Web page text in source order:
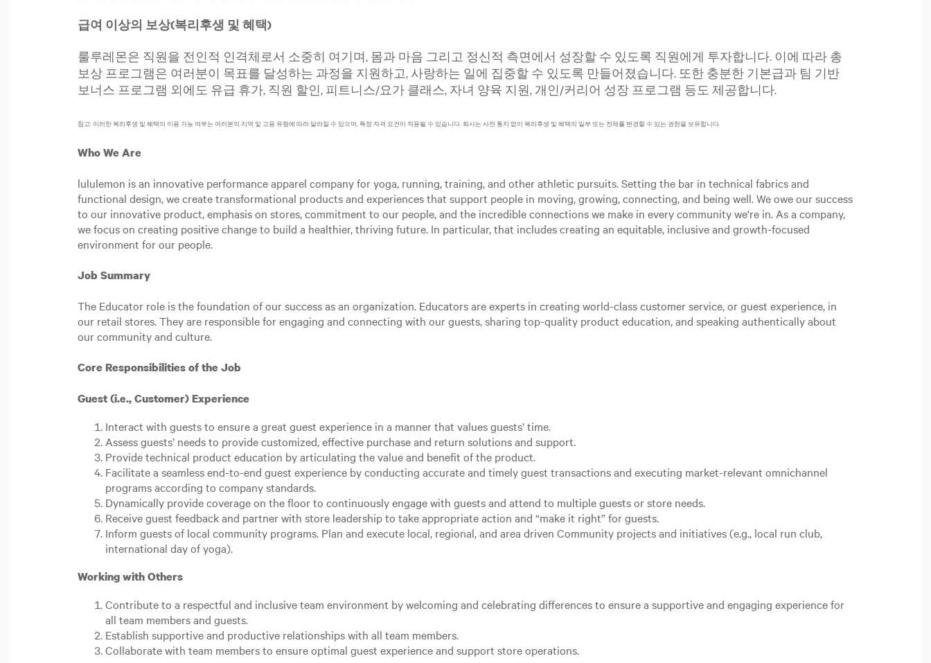
급여 이상의 보상(복리후생 및 혜택)
룰루레몬은 직원을 전인적 인격체로서 소중히 여기며, 몸과 마음 그리고 정신적 측면에서 성장할 수 있도록 직원에게 투자합니다. 이에 따라 총
보상 프로그램은 여러분이 목표를 달성하는 과정을 지원하고, 사랑하는 일에 집중할 수 있도록 만들어졌습니다. 또한 충분한 기본급과 팀 기반
보너스 프로그램 외에도 유급 휴가, 직원 할인, 피트니스/요가 클래스, 자녀 양육 지원, 개인/커리어 성장 프로그램 등도 제공합니다.
참고: 이러한 복리후생 및 혜택의 이용 가능 여부는 여러분의 지역 및 고용 유형에 따라 달라질 수 있으며, 특정 자격 요건이 적용될 수 있습니다. 회사는 사전 통지 없이 복리후생 및 혜택의 일부 또는 전체를 변경할 수 있는 권한을 보유합니다.
Who We Are
lululemon is an innovative performance apparel company for yoga, running, training, and other athletic pursuits. Setting the bar in technical fabrics and
functional design, we create transformational products and experiences that support people in moving, growing, connecting, and being well. We owe our success
to our innovative product, emphasis on stores, commitment to our people, and the incredible connections we make in every community we're in. As a company,
we focus on creating positive change to build a healthier, thriving future. In particular, that includes creating an equitable, inclusive and growth-focused
environment for our people.
Job Summary
The Educator role is the foundation of our success as an organization. Educators are experts in creating world-class customer service, or guest experience, in
our retail stores. They are responsible for engaging and connecting with our guests, sharing top-quality product education, and speaking authentically about
our community and culture.
Core Responsibilities of the Job
Guest (i.e., Customer) Experience
Interact with guests to ensure a great guest experience in a manner that values guests’ time.
Assess guests’ needs to provide customized, effective purchase and return solutions and support.
Provide technical product education by articulating the value and benefit of the product.
Facilitate a seamless end-to-end guest experience by conducting accurate and timely guest transactions and executing market-relevant omnichannel
programs according to company standards.
Dynamically provide coverage on the floor to continuously engage with guests and attend to multiple guests or store needs.
Receive guest feedback and partner with store leadership to take appropriate action and “make it right” for guests.
Inform guests of local community programs. Plan and execute local, regional, and area driven Community projects and initiatives (e.g., local run club,
international day of yoga).
Working with Others
Contribute to a respectful and inclusive team environment by welcoming and celebrating differences to ensure a supportive and engaging experience for
all team members and guests.
Establish supportive and productive relationships with all team members.
Collaborate with team members to ensure optimal guest experience and support store operations.